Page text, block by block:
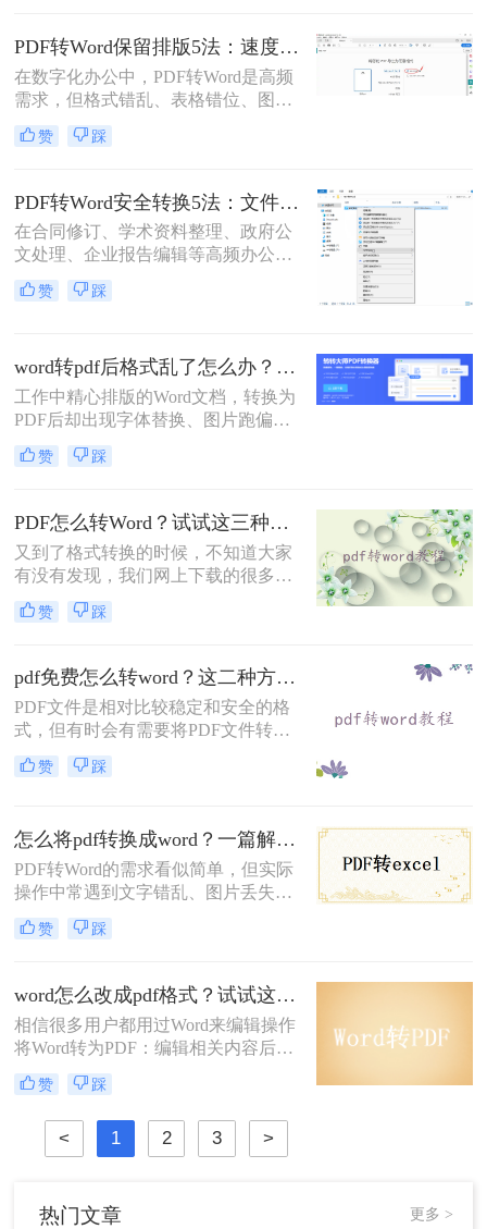
有免费的方法将PDF转换为Word文档
呢？本文将为大家介绍一些免费而且
高质量的PDF转Word工具。
PDF转Word保留排版5法：速度优先还是排版优先？选择指南！
在数字化办公中，PDF转Word是高频
需求，但格式错乱、表格错位、图片
错位等问题频发。许多用户盲目使用
在线工具，导致文档返工重做。那么
于Windows 10/11系统实测，系统梳理
5种安全有效方法，明确标注每种方
案的适用边界与关键细节，助您高效
保留原排版，让文档转换不再是痛
点！
赞 踩
PDF转Word安全转换5法：文件加密、隐私保护和格式修复完整方案！
在合同修订、学术资料整理、政府公
文处理、企业报告编辑等高频办公场
景中，将PDF精准转换为可编辑Word
文档是效率刚需，却也是“翻车”重灾
信办通报多起因在线转换工具导致的
企业核心数据泄露事件！
赞 踩
word转pdf后格式乱了怎么办？5种高效修复方法（2026实测指南）
工作中精心排版的Word文档，转换为
PDF后却出现字体替换、图片跑偏、
表格错位、页数增多等"排版灾难"，
不仅影响专业形象，更可能因格式问
转！那么word转pdf后格式乱了怎么办
呢？本文直击痛点，提供可立即执行
的修复方案，助您10分钟内恢复完美
排版！
赞 踩
PDF怎么转Word？试试这三种常用方法
又到了格式转换的时候，不知道大家
有没有发现，我们网上下载的很多资
源都是PDF格式，想要将PDF格式转
换成其他的格式比如Word，要PDF怎
决PDF文档转Word文档这个问题，一
起来看看吧。
赞 踩
pdf免费怎么转word？这二种方法简单易学，你一定要知道！
PDF文件是相对比较稳定和安全的格
式，但有时会有需要将PDF文件转成
Word文件。这在工作和学习等方面都
有用处。但是，很多人发现 PDF 转
道pdf免费怎么转word，本文为你提供
非常详细的方法，让你轻松完成这一
操作。
赞 踩
怎么将pdf转换成word？一篇解决所有痛点的终极指南！
PDF转Word的需求看似简单，但实际
操作中常遇到文字错乱、图片丢失、
表格变形等问题。那么怎么将pdf转换
成word呢？本文将从基础操作、专业
修复五大维度，提供一套零门槛到高
阶的完整解决方案，助你轻松应对各
类PDF转换难题。
赞 踩
word怎么改成pdf格式？试试这2个简单的方法，3秒轻松极速转换！
相信很多用户都用过Word来编辑操作
将Word转为PDF：编辑相关内容后，
需要将Word转换成PDF进行传输。原
因是PDF格式具有独特的兼容性和文
档性，可以帮助大家避免转换过程中
的乱码问题。然而，还是有许多用户
不知道如何操作它们。那么，word怎
种PDF转换方法，一起来看看吧。
赞 踩
< 1 2 3 >
热门文章 更多 >